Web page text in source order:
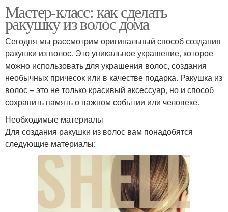
Мастер-класс: как сделать
ракушку из волос дома
Сегодня мы рассмотрим оригинальный способ создания
ракушки из волос. Это уникальное украшение, которое
можно использовать для украшения волос, создания
необычных причесок или в качестве подарка. Ракушка из
волос – это не только красивый аксессуар, но и способ
сохранить память о важном событии или человеке.
Необходимые материалы
Для создания ракушки из волос вам понадобятся
следующие материалы: